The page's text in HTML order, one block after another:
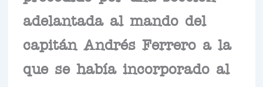
adelantada al mando del
capitán Andrés Ferrero a la
que se había incorporado al